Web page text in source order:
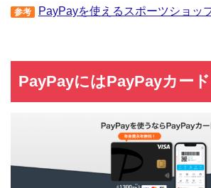
参考 PayPayを使えるスポーツショッ
PayPayにはPayPayカード